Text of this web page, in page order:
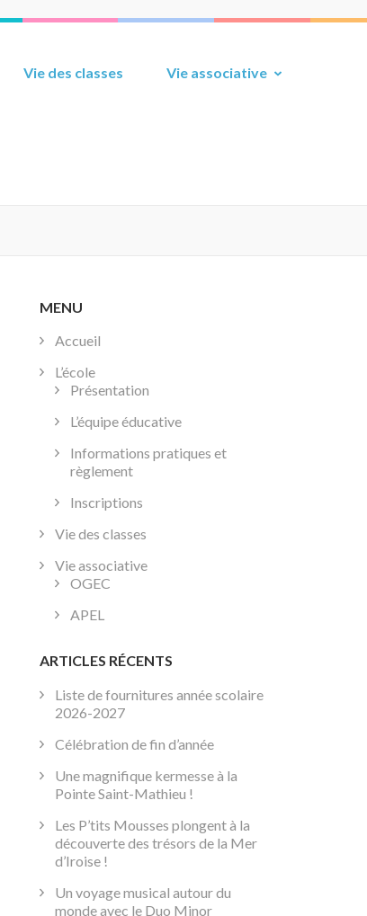
Vie des classes Vie associative
MENU
Accueil
L’école
Présentation
L’équipe éducative
Informations pratiques et
règlement
Inscriptions
Vie des classes
Vie associative
OGEC
APEL
ARTICLES RÉCENTS
Liste de fournitures année scolaire
2026-2027
Célébration de fin d’année
Une magnifique kermesse à la
Pointe Saint-Mathieu !
Les P’tits Mousses plongent à la
découverte des trésors de la Mer
d’Iroise !
Un voyage musical autour du
monde avec le Duo Minor